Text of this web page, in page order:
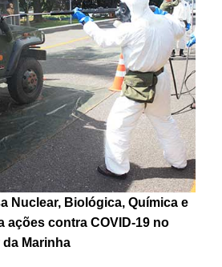
Nuclear, Biológica, Química e
ações contra COVID-19 no
da Marinha